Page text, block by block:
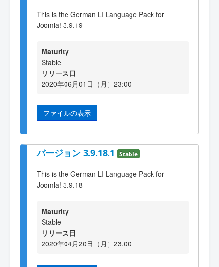
This is the German LI Language Pack for
Joomla! 3.9.19
Maturity
Stable
リリース日
2020年06月01日（月）23:00
ファイルの表示
バージョン 3.9.18.1 Stable
This is the German LI Language Pack for
Joomla! 3.9.18
Maturity
Stable
リリース日
2020年04月20日（月）23:00